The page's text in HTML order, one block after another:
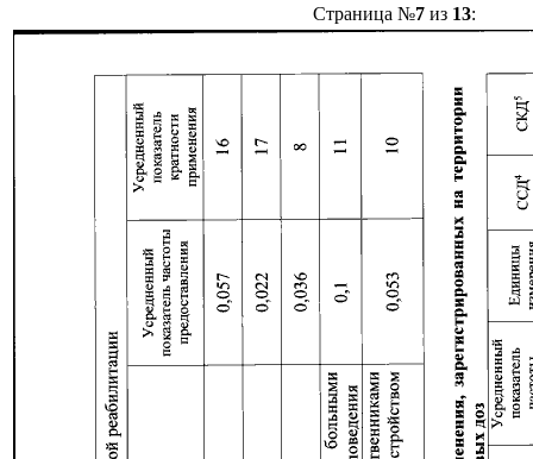
Страница №7из 13: